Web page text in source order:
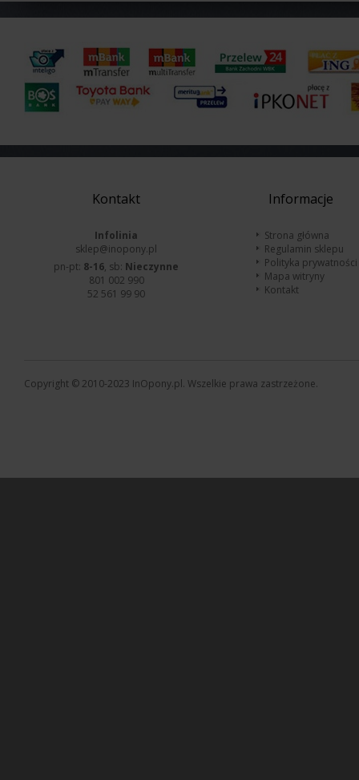
Kontakt
Infolinia
sklep@inopony.pl
pn-pt: 8-16, sb: Nieczynne
801 002 990
52 561 99 90
Informacje
Strona główna
Regulamin sklepu
Polityka prywatności
Mapa witryny
Kontakt
Copyright © 2010-2023 InOpony.pl. Wszelkie prawa zastrzeżone.